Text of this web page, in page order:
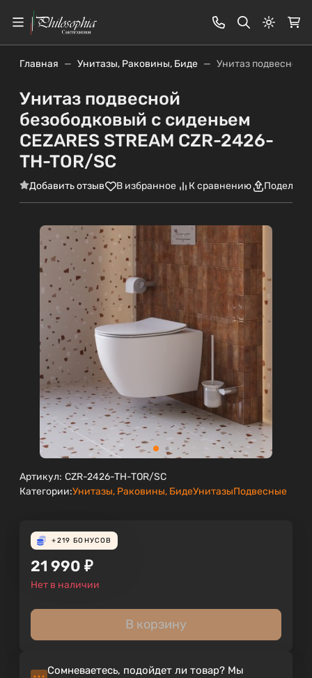
Главная Унитазы, Раковины, Биде Унитаз подвесной
Унитаз подвесной
безободковый с сиденьем
CEZARES STREAM CZR-2426-
TH-TOR/SC
Добавить отзыв В избранное К сравнению
Артикул: CZR-2426-TH-TOR/SC
Категории:Унитазы, Раковины, БидеУнитазыПодвесные
+219 БОНУСОВ
21 990 ₽
Нет в наличии
В корзину
Сомневаетесь, подойдет ли товар? Мы